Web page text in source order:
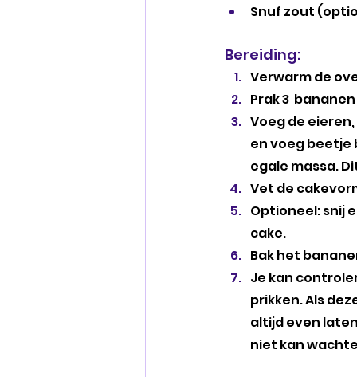
Snuf zout
Bereiding:
Verwarm de
Prak 3
Voeg de
en voeg beetje
egale massa.
Vet de
Optioneel: snij
cake.
Bak het
Je kan
prikken. Als
altijd even
niet kan